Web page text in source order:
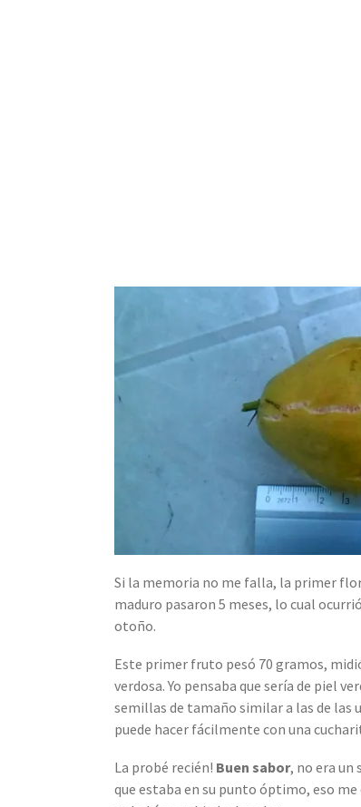
Si la memoria no me falla, la primer
maduro pasaron 5 meses, lo cual
otoño.
Este primer fruto pesó 70 gramos,
verdosa. Yo pensaba que sería de piel
semillas de tamaño similar a las de las
puede hacer fácilmente con una
La probé recién! Buen sabor, no era un
que estaba en su punto óptimo, eso